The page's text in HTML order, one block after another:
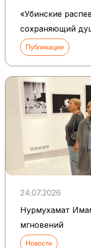
«Убинские
сохраняющий
Публикации
24.07.2026
Нурмухамат
мгновений
Новости